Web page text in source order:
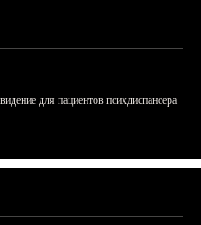
для пациентов психдиспансера